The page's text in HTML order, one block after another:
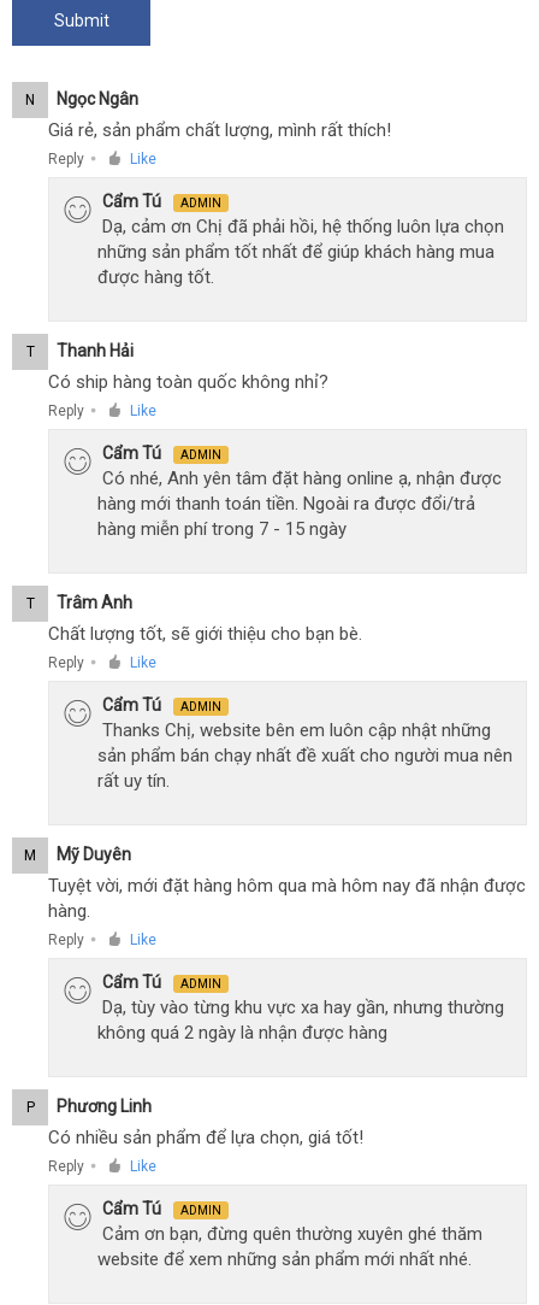
N Ngọc Ngân
Giá rẻ, sản phẩm chất lượng, mình rất thích!
Reply ● Like
Cẩm Tú ADMIN
Dạ, cảm ơn Chị đã phải hồi, hệ thống luôn lựa chọn
những sản phẩm tốt nhất để giúp khách hàng mua
được hàng tốt.
T Thanh Hải
Có ship hàng toàn quốc không nhỉ?
Reply ● Like
Cẩm Tú ADMIN
Có nhé, Anh yên tâm đặt hàng online ạ, nhận được
hàng mới thanh toán tiền. Ngoài ra được đổi/trả
hàng miễn phí trong 7 - 15 ngày
T Trâm Anh
Chất lượng tốt, sẽ giới thiệu cho bạn bè.
Reply ● Like
Cẩm Tú ADMIN
Thanks Chị, website bên em luôn cập nhật những
sản phẩm bán chạy nhất đề xuất cho người mua nên
rất uy tín.
M Mỹ Duyên
Tuyệt vời, mới đặt hàng hôm qua mà hôm nay đã nhận được
hàng.
Reply ● Like
Cẩm Tú ADMIN
Dạ, tùy vào từng khu vực xa hay gần, nhưng thường
không quá 2 ngày là nhận được hàng
P Phương Linh
Có nhiều sản phẩm để lựa chọn, giá tốt!
Reply ● Like
Cẩm Tú ADMIN
Cảm ơn bạn, đừng quên thường xuyên ghé thăm
website để xem những sản phẩm mới nhất nhé.